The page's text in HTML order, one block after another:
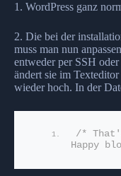
1. WordPress ganz
2. Die bei der
muss man nun
entweder per SSH
ändert sie im
wieder hoch. In der
/*
Happy